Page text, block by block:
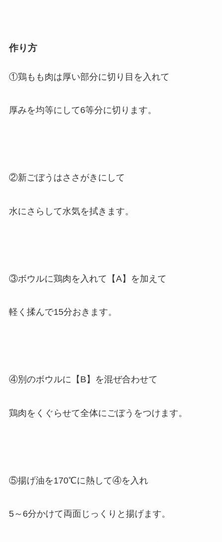
作り方
①鶏もも肉は厚い部分に切り目を入れて
厚みを均等にして6等分に切ります。
②新ごぼうはささがきにして
水にさらして水気を拭きます。
③ボウルに鶏肉を入れて【A】を加えて
軽く揉んで15分おきます。
④別のボウルに【B】を混ぜ合わせて
鶏肉をくぐらせて全体にごぼうをつけます。
⑤揚げ油を170℃に熱して④を入れ
5～6分かけて両面じっくりと揚げます。